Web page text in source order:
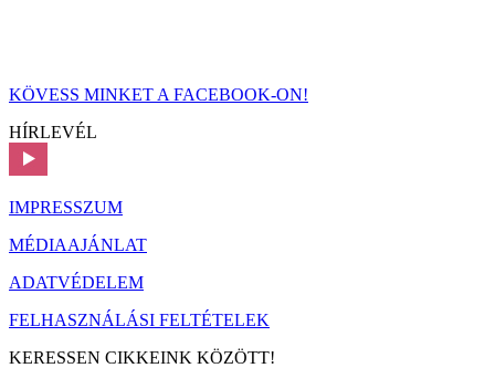
KÖVESS MINKET A FACEBOOK-ON!
HÍRLEVÉL
IMPRESSZUM
MÉDIAAJÁNLAT
ADATVÉDELEM
FELHASZNÁLÁSI FELTÉTELEK
KERESSEN CIKKEINK KÖZÖTT!